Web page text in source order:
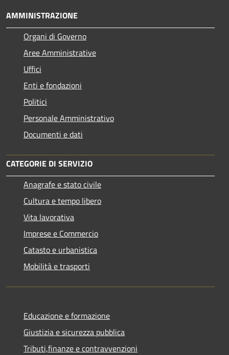
AMMINISTRAZIONE
Organi di Governo
Aree Amministrative
Uffici
Enti e fondazioni
Politici
Personale Amministrativo
Documenti e dati
CATEGORIE DI SERVIZIO
Anagrafe e stato civile
Cultura e tempo libero
Vita lavorativa
Imprese e Commercio
Catasto e urbanistica
Mobilità e trasporti
Educazione e formazione
Giustizia e sicurezza pubblica
Tributi,finanze e contravvenzioni